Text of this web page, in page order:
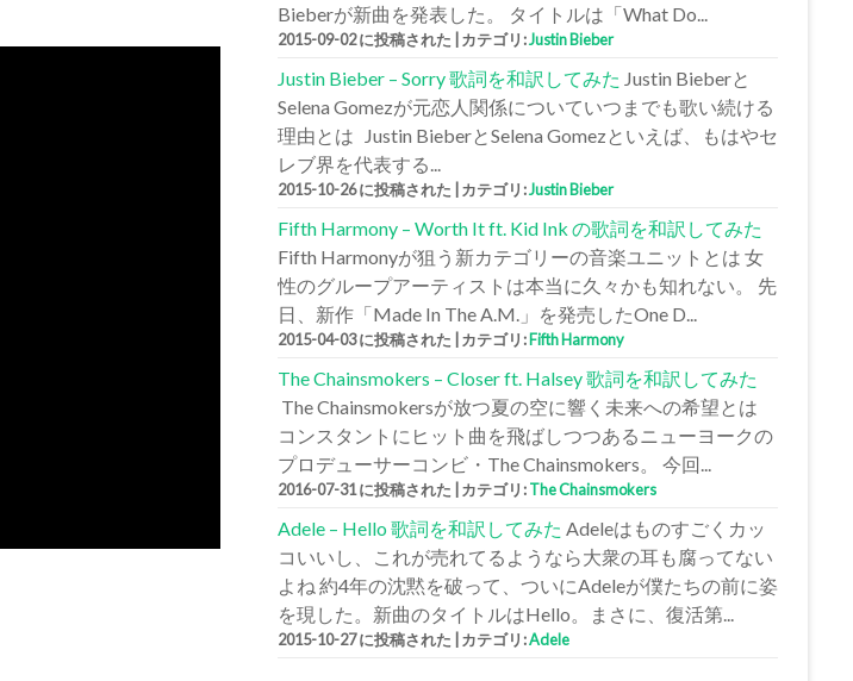
Bieberが新曲を発表した。 タイトルは「What Do...
2015-09-02 に投稿された カテゴリ:Justin Bieber
Justin Bieber – Sorry 歌詞を和訳してみた Justin Bieberと
Selena Gomezが元恋人関係についていつまでも歌い続ける
理由とは Justin BieberとSelena Gomezといえば、もはやセ
レブ界を代表する...
2015-10-26 に投稿された カテゴリ:Justin Bieber
Fifth Harmony – Worth It ft. Kid Ink の歌詞を和訳してみた
Fifth Harmonyが狙う新カテゴリーの音楽ユニットとは 女
性のグループアーティストは本当に久々かも知れない。 先
日、新作「Made In The A.M.」を発売したOne D...
2015-04-03 に投稿された カテゴリ:Fifth Harmony
The Chainsmokers – Closer ft. Halsey 歌詞を和訳してみた
The Chainsmokersが放つ夏の空に響く未来への希望とは
コンスタントにヒット曲を飛ばしつつあるニューヨークの
プロデューサーコンビ・The Chainsmokers。 今回...
2016-07-31 に投稿された カテゴリ:The Chainsmokers
Adele – Hello 歌詞を和訳してみた Adeleはものすごくカッ
コいいし、これが売れてるようなら大衆の耳も腐ってない
よね 約4年の沈黙を破って、ついにAdeleが僕たちの前に姿
を現した。新曲のタイトルはHello。まさに、復活第...
2015-10-27 に投稿された カテゴリ:Adele